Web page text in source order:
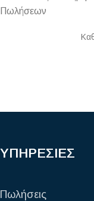
Πωλήσεων
ΥΠΗΡΕΣΙΕΣ
Πωλήσεις